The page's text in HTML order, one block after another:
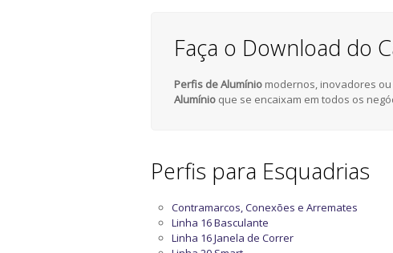
Faça o Download do
Perfis de Alumínio modernos, inovadores
Alumínio que se encaixam em todos os
Perfis para Esquadrias
Contramarcos, Conexões e Arremates
Linha 16 Basculante
Linha 16 Janela de Correr